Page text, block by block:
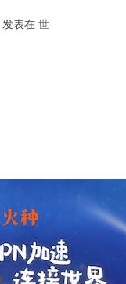
发表在 世